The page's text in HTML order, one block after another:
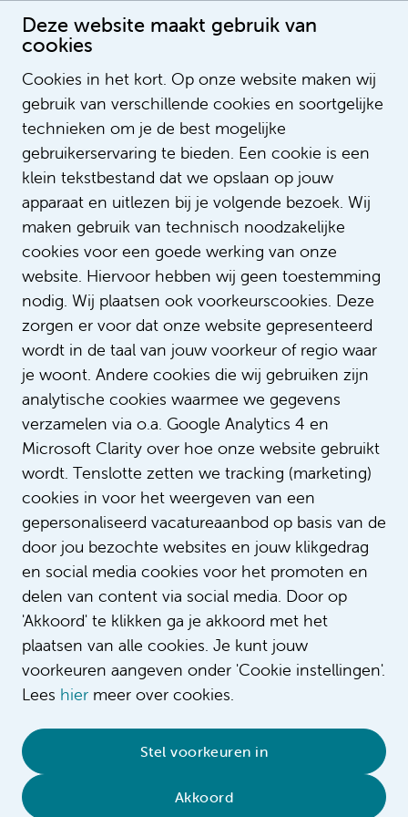
Deze website maakt gebruik van
cookies
Cookies in het kort. Op onze website maken wij
gebruik van verschillende cookies en soortgelijke
technieken om je de best mogelijke
gebruikerservaring te bieden. Een cookie is een
klein tekstbestand dat we opslaan op jouw
apparaat en uitlezen bij je volgende bezoek. Wij
maken gebruik van technisch noodzakelijke
cookies voor een goede werking van onze
website. Hiervoor hebben wij geen toestemming
nodig. Wij plaatsen ook voorkeurscookies. Deze
zorgen er voor dat onze website gepresenteerd
wordt in de taal van jouw voorkeur of regio waar
je woont. Andere cookies die wij gebruiken zijn
analytische cookies waarmee we gegevens
verzamelen via o.a. Google Analytics 4 en
Microsoft Clarity over hoe onze website gebruikt
wordt. Tenslotte zetten we tracking (marketing)
cookies in voor het weergeven van een
gepersonaliseerd vacatureaanbod op basis van de
door jou bezochte websites en jouw klikgedrag
en social media cookies voor het promoten en
delen van content via social media. Door op
'Akkoord' te klikken ga je akkoord met het
plaatsen van alle cookies. Je kunt jouw
voorkeuren aangeven onder 'Cookie instellingen'.
Lees hier meer over cookies.
Stel voorkeuren in
Akkoord
Pascal de Ruijter
Implementatie Consultant
Compliment/suggestion